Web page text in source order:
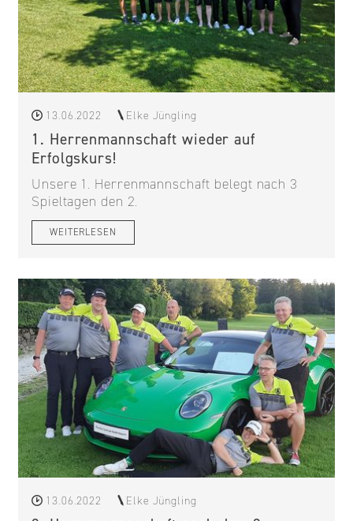
13.06.2022 Elke Jüngling
1. Herrenmannschaft wieder auf
Erfolgskurs!
Unsere 1. Herrenmannschaft belegt nach 3
Spieltagen den 2.
WEITERLESEN
13.06.2022 Elke Jüngling